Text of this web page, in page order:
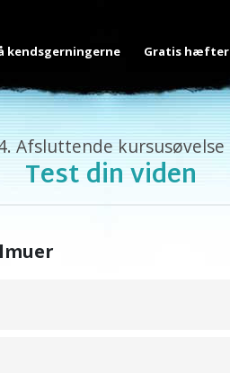
kendsgerningerne Gratis hæfter
Afsluttende kursusøvelse
Test din viden